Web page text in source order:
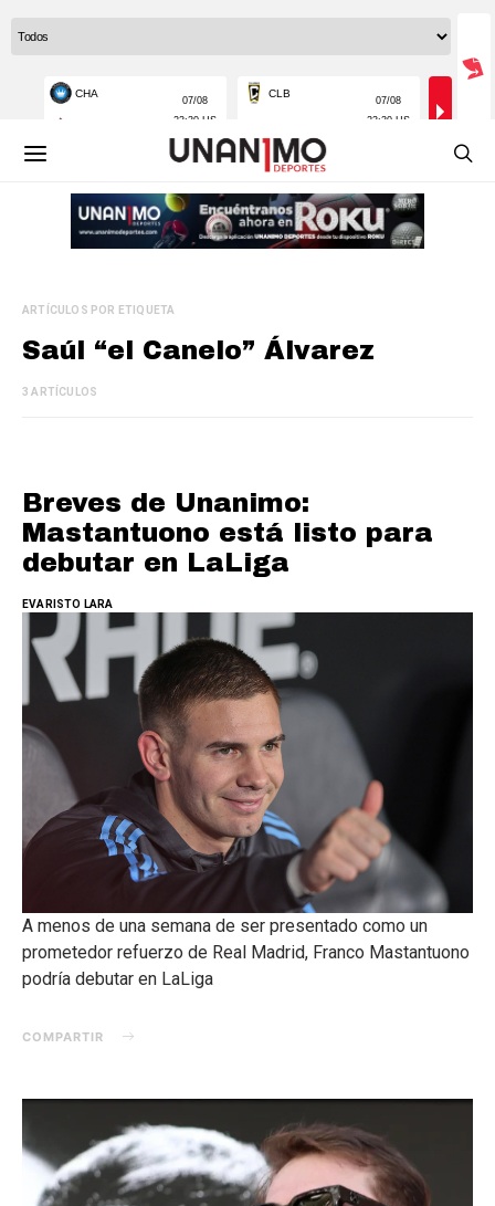
ARTÍCULOS POR ETIQUETA
Saúl “el Canelo” Álvarez
3 ARTÍCULOS
Breves de Unanimo:
Mastantuono está listo para
debutar en LaLiga
EVARISTO LARA
A menos de una semana de ser presentado como un
prometedor refuerzo de Real Madrid, Franco Mastantuono
podría debutar en LaLiga
COMPARTIR